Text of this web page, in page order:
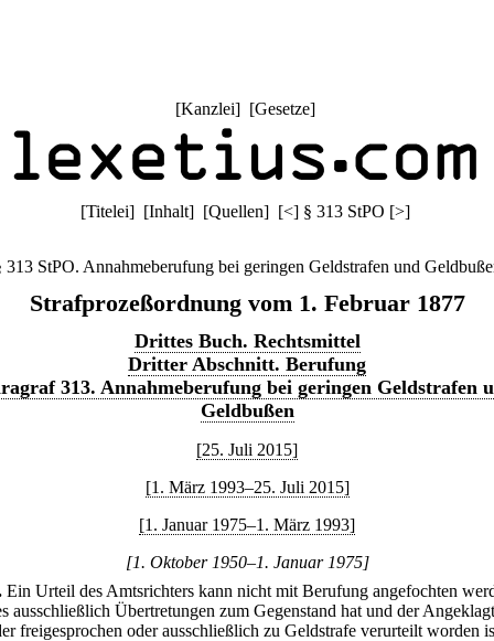
[Kanzlei] [Gesetze]
[Titelei] [Inhalt] [Quellen] [<] § 313 StPO [>]
313 StPO. Annahmeberufung bei geringen Geldstrafen und
Strafprozeßordnung vom 1. Februar 1877
Drittes Buch. Rechtsmittel
Dritter Abschnitt. Berufung
313. Annahmeberufung bei geringen Geldstrafen
Geldbußen
[25. Juli 2015]
[1. März 1993–25. Juli 2015]
[1. Januar 1975–1. März 1993]
[1. Oktober 1950–1. Januar 1975]
Ein Urteil des Amtsrichters kann nicht mit Berufung angefochten
ausschließlich Übertretungen zum Gegenstand hat und der
freigesprochen oder ausschließlich zu Geldstrafe verurteilt worden